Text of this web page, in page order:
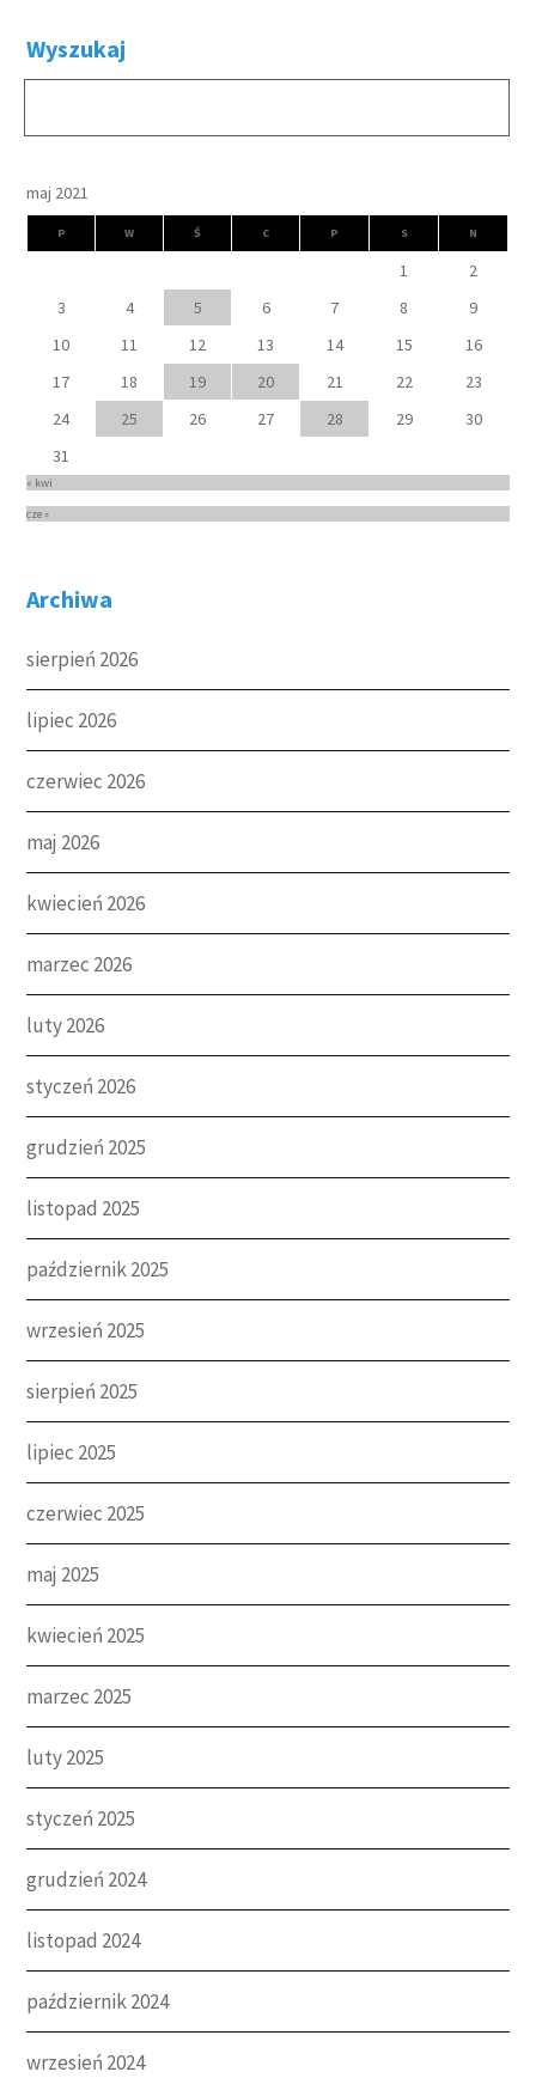
Wyszukaj
maj 2021
P W Ś C P S N
1
2
3
4 5 6 7 8
9
10
11 12 13 14 15
16
17
18 19 20 21 22
23
24
25 26 27 28 29
30
31
« kwi
cze »
Archiwa
sierpień 2026
lipiec 2026
czerwiec 2026
maj 2026
kwiecień 2026
marzec 2026
luty 2026
styczeń 2026
grudzień 2025
listopad 2025
październik 2025
wrzesień 2025
sierpień 2025
lipiec 2025
czerwiec 2025
maj 2025
kwiecień 2025
marzec 2025
luty 2025
styczeń 2025
grudzień 2024
listopad 2024
październik 2024
wrzesień 2024